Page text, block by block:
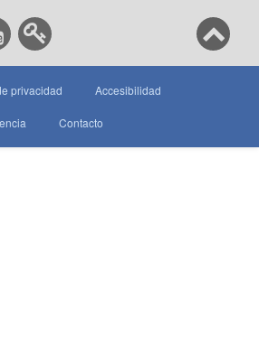
privacidad Accesibilidad
Contacto